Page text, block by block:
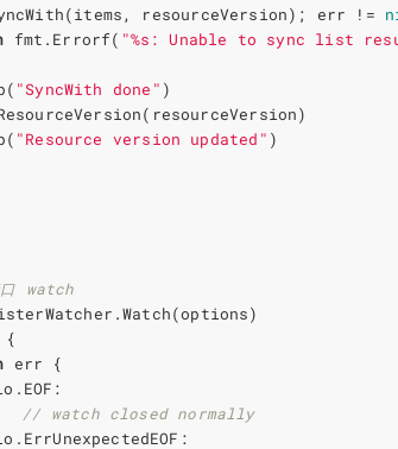
(items , resourceVersion); err !=
fmt . Errorf( "%s: Unable to sync list
( "SyncWith done" )
( resourceVersion)
( "Resource version updated" )
watch
.Watch(options)
{
err
{
. EOF :
// watch closed normally
. ErrUnexpectedEOF :